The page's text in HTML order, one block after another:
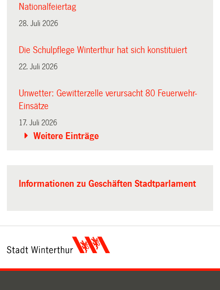
Nationalfeiertag
28. Juli 2026
Die Schulpflege Winterthur hat sich konstituiert
22. Juli 2026
Unwetter: Gewitterzelle verursacht 80 Feuerwehr-
Einsätze
17. Juli 2026
Weitere Einträge
Informationen zu Geschäften Stadtparlament